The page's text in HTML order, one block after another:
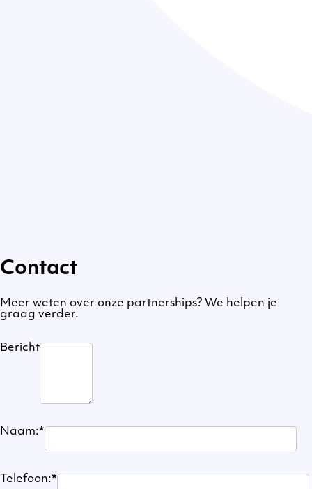
Contact
Meer weten over onze partnerships? We helpen je
graag verder.
Bericht
Naam:*
Telefoon:*